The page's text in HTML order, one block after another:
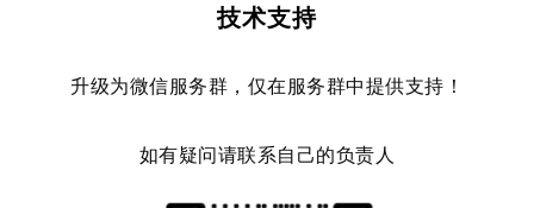
技术支持
升级为微信服务群，仅在服务群中提供支持！
如有疑问请联系自己的负责人